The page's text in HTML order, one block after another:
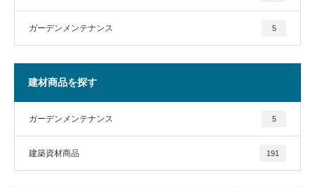
ガーデンメンテナンス 5
建材商品を探す
ガーデンメンテナンス 5
建築資材商品 191